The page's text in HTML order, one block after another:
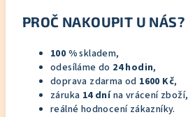
PROČ NAKOUPIT U NÁS?
100 %skladem,
odesíláme do 24 hodin,
doprava zdarma od 1600 Kč,
záruka 14 dnína vrácení zboží,
reálné hodnocení zákazníky.